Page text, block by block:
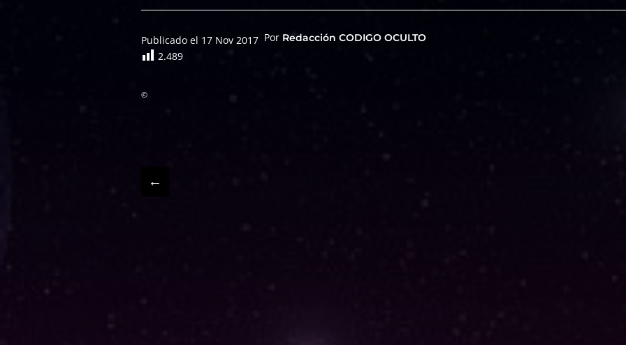
Publicado el 17 Nov 2017 Por Redacción CODIGO OCULTO
2.489
©
←